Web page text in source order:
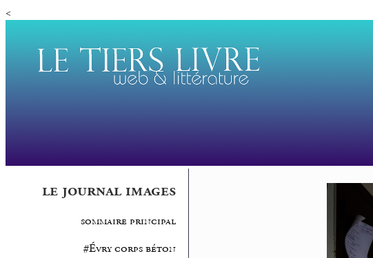
<
le journal images
sommaire principal
#Évry corps béton